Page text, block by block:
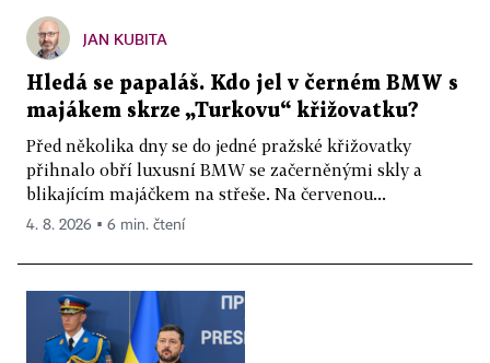
JAN KUBITA
Hledá se papaláš. Kdo jel v černém BMW s
majákem skrze „Turkovu“ křižovatku?
Před několika dny se do jedné pražské křižovatky
přihnalo obří luxusní BMW se začerněnými skly a
blikajícím majáčkem na střeše. Na červenou...
4. 8. 2026 ▪ 6 min. čtení